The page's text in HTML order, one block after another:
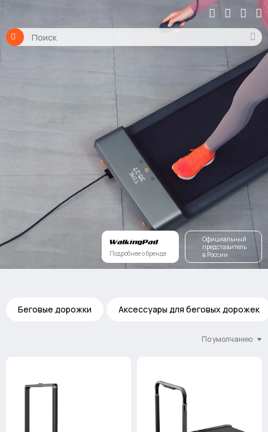
Подробнее о бренде
Официальный
представитель
в России
Беговые дорожки Аксессуары для беговых дорожек
По умолчанию